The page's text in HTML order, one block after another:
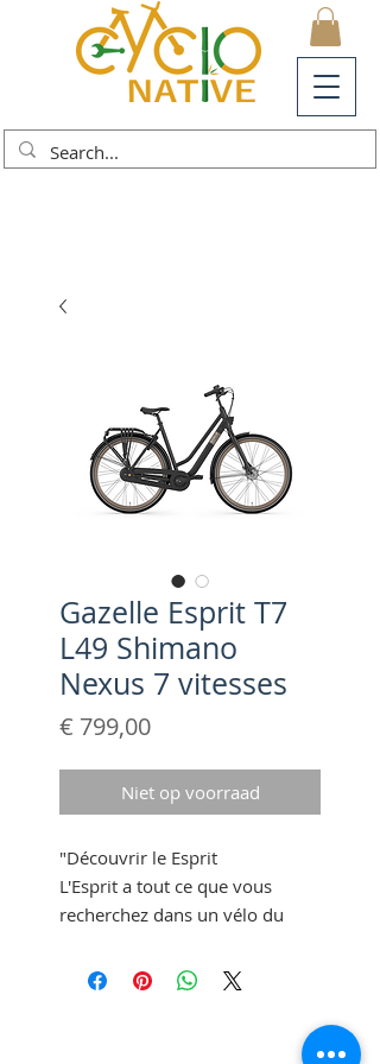
Gazelle Esprit T7
L49 Shimano
Nexus 7 vitesses
€ 799,00Prijs
Niet op voorraad
"Découvrir le Esprit
L'Esprit a tout ce que vous
recherchez dans un vélo du
aluminium et les pièces
Son style contemporain arbore
un éclairage intégré, des câbles